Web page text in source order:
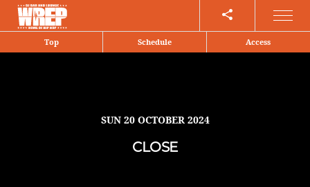
Top Schedule Access
Share
SUN 20 OCTOBER 2024
CLOSE